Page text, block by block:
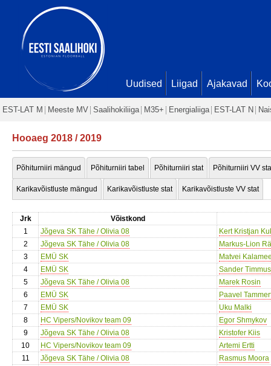
Uudised Liigad Ajakavad
EST-LAT M Meeste MV Saalihokiliiga M35+ Energialiiga EST-LAT N
Hooaeg 2018 / 2019
Põhiturniiri mängud Põhiturniiri tabel Põhiturniiri stat Põhiturniiri VV
Karikavõistluste mängud Karikavõistluste stat Karikavõistluste VV stat
Jrk
Võistkond
1
Jõgeva SK Tähe / Olivia 08
Kert Kristjan
2
Jõgeva SK Tähe / Olivia 08
Markus-Lion
3
EMÜ SK
Matvei
4
EMÜ SK
Sander
5
Jõgeva SK Tähe / Olivia 08
Marek Rosin
6
EMÜ SK
Paavel
7
EMÜ SK
Uku Malki
8
HC Vipers/Novikov team 09
Egor Shmykov
9
Jõgeva SK Tähe / Olivia 08
Kristofer Kiis
10
HC Vipers/Novikov team 09
Artemi Ertti
11
Jõgeva SK Tähe / Olivia 08
Rasmus Moora